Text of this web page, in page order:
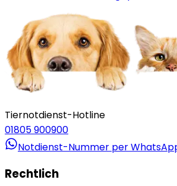
Tiernotdienst-Hotline
01805 900900
Notdienst-Nummer per
Rechtlich